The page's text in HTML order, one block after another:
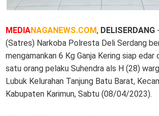
MEDIANAGANEWS.COM, DELISERDANG
(Satres) Narkoba Polresta Deli Serdang
mengamankan 6 Kg Ganja Kering siap edar
satu orang pelaku Suhendra als H (28)
Lubuk Kelurahan Tanjung Batu Barat,
Kabupaten Karimun, Sabtu (08/04/2023).